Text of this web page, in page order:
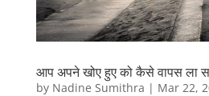
आप अपने खोए हुए को कैसे वापस ला
by Nadine Sumithra | Mar 22,